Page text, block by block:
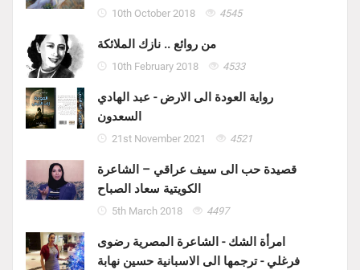
10th October 2018 4545
من روائع .. نازك الملائكة
10th February 2018 4533
رواية العودة الى الارض - عبد الهادي
السعدون
21st November 2021 4521
قصيدة حب الى سيف عراقي – الشاعرة
الكويتية سعاد الصباح
5th March 2018 4497
امرأة الشك - الشاعرة المصرية رضوى
فرغلي - ترجمها الى الاسبانية حسين نهابة